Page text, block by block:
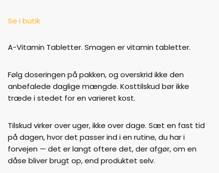
Se i butik
A-Vitamin Tabletter. Smagen er vitamin tabletter.
Følg doseringen på pakken, og overskrid ikke den
anbefalede daglige mængde. Kosttilskud bør ikke
træde i stedet for en varieret kost.
Tilskud virker over uger, ikke over dage. Sæt en fast tid
på dagen, hvor det passer ind i en rutine, du har i
forvejen — det er langt oftere det, der afgør, om en
dåse bliver brugt op, end produktet selv.